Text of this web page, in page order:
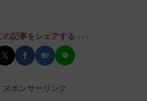
の記事をシェアする ↓↓↓
スポンサーリンク